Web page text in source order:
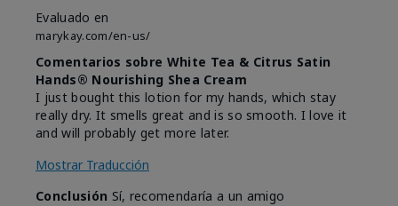
Evaluado en
marykay.com/en-us/
Comentarios sobre White Tea & Citrus Satin
Hands® Nourishing Shea Cream
I just bought this lotion for my hands, which stay
really dry. It smells great and is so smooth. I love it
and will probably get more later.
Mostrar Traducción
Conclusión Sí, recomendaría a un amigo